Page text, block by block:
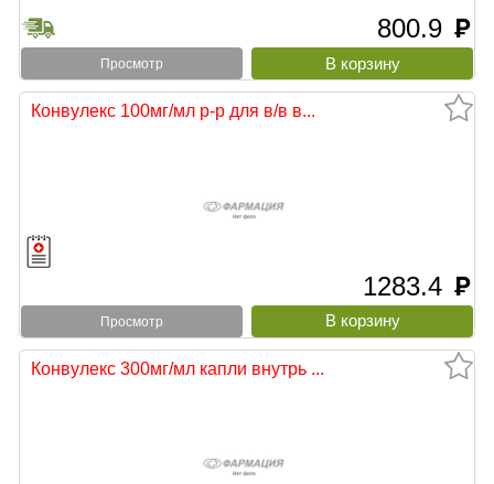
800.9 руб
Просмотр
Конвулекс 100мг/мл р-р для в/в в...
1283.4 руб
Просмотр
Конвулекс 300мг/мл капли внутрь ...